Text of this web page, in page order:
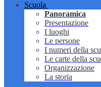
Scuola
Panoramica
Presentazione
I luoghi
Le persone
I numeri della
Le carte della
Organizzazione
La storia